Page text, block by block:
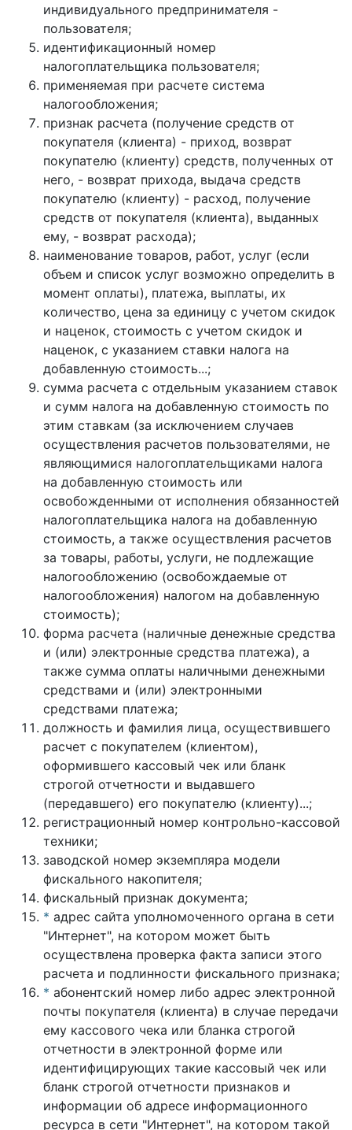
индивидуального предпринимателя -
пользователя;
идентификационный номер
налогоплательщика пользователя;
применяемая при расчете система
налогообложения;
признак расчета (получение средств от
покупателя (клиента) - приход, возврат
покупателю (клиенту) средств, полученных от
него, - возврат прихода, выдача средств
покупателю (клиенту) - расход, получение
средств от покупателя (клиента), выданных
ему, - возврат расхода);
наименование товаров, работ, услуг (если
объем и список услуг возможно определить в
момент оплаты), платежа, выплаты, их
количество, цена за единицу с учетом скидок
и наценок, стоимость с учетом скидок и
наценок, с указанием ставки налога на
добавленную стоимость...;
сумма расчета с отдельным указанием ставок
и сумм налога на добавленную стоимость по
этим ставкам (за исключением случаев
осуществления расчетов пользователями, не
являющимися налогоплательщиками налога
на добавленную стоимость или
освобожденными от исполнения обязанностей
налогоплательщика налога на добавленную
стоимость, а также осуществления расчетов
за товары, работы, услуги, не подлежащие
налогообложению (освобождаемые от
налогообложения) налогом на добавленную
стоимость);
форма расчета (наличные денежные средства
и (или) электронные средства платежа), а
также сумма оплаты наличными денежными
средствами и (или) электронными
средствами платежа;
должность и фамилия лица, осуществившего
расчет с покупателем (клиентом),
оформившего кассовый чек или бланк
строгой отчетности и выдавшего
(передавшего) его покупателю (клиенту)...;
регистрационный номер контрольно-кассовой
техники;
заводской номер экземпляра модели
фискального накопителя;
фискальный признак документа;
* адрес сайта уполномоченного органа в сети
"Интернет", на котором может быть
осуществлена проверка факта записи этого
расчета и подлинности фискального признака;
* абонентский номер либо адрес электронной
почты покупателя (клиента) в случае передачи
ему кассового чека или бланка строгой
отчетности в электронной форме или
идентифицирующих такие кассовый чек или
бланк строгой отчетности признаков и
информации об адресе информационного
ресурса в сети "Интернет", на котором такой